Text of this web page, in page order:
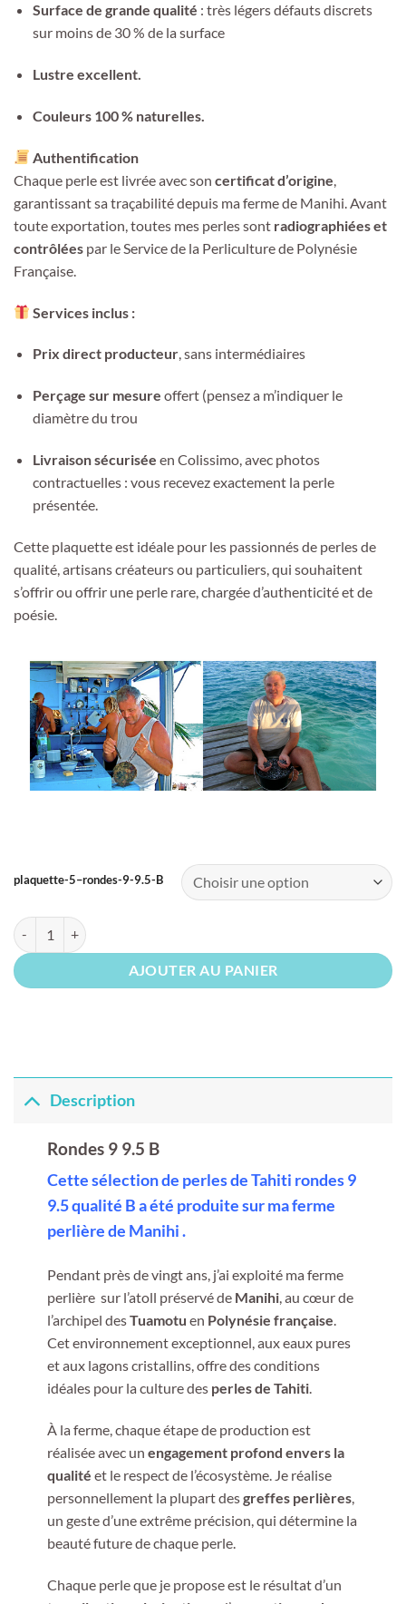
Surface de grande qualité : très légers défauts discrets
sur moins de 30 % de la surface
Lustre excellent.
Couleurs 100 % naturelles.
Authentification
Chaque perle est livrée avec son certificat d’origine
garantissant sa traçabilité depuis ma ferme de Manihi. Avant
toute exportation, toutes mes perles sont radiographiées et
contrôlées par le Service de la Perliculture de Polynésie
Française.
Services inclus :
Prix direct producteur, sans intermédiaires
Perçage sur mesure offert (pensez a m’indiquer le
diamètre du trou
Livraison sécurisée en Colissimo, avec photos
contractuelles : vous recevez exactement la perle
présentée.
Cette plaquette est idéale pour les passionnés de perles de
qualité, artisans créateurs ou particuliers, qui souhaitent
s’offrir ou offrir une perle rare, chargée d’authenticité et de
poésie.
plaquette-5–rondes-9-9.5-B
quantité de Rondes 9 9.5 B
AJOUTER AU PANIER
Description
Rondes 9 9.5 B
Cette sélection de perles de Tahiti rondes 9
9.5 qualité B a été produite sur ma ferme
perlière de Manihi .
Pendant près de vingt ans, j’ai exploité ma ferme
perlière sur l’atoll préservé de Manihi, au cœur de
l’archipel desTuamotu en Polynésie française.
Cet environnement exceptionnel, aux eaux pures
et aux lagons cristallins, offre des conditions
idéales pour la culture des perles de Tahiti.
À la ferme, chaque étape de production est
réalisée avec un engagement profond envers la
qualité et le respect de l’écosystème. Je réalise
personnellement la plupart desgreffes perlières,
un geste d’une extrême précision, qui détermine la
beauté future de chaque perle.
Chaque perle que je propose est le résultat d’un